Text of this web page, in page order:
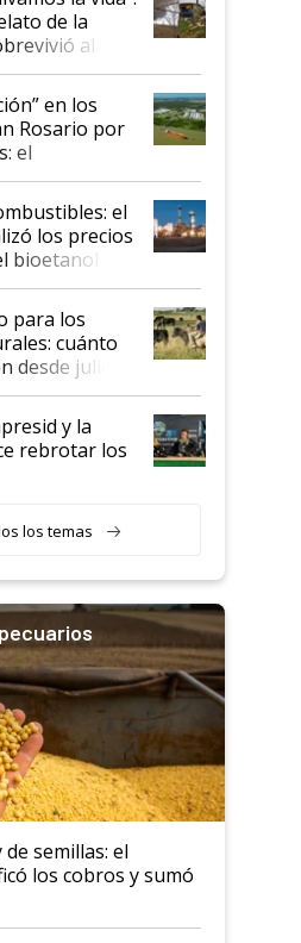
de la
al
en los
Rosario por
el
de las
tensión tras
de los
el
los precios
bioetanol
para los
cuánto
desde julio
y la
rebrotar los
los temas
semillas: el
los cobros y sumó